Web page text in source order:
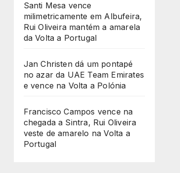
Santi Mesa vence
milimetricamente em Albufeira,
Rui Oliveira mantém a amarela
da Volta a Portugal
Jan Christen dá um pontapé
no azar da UAE Team Emirates
e vence na Volta a Polónia
Francisco Campos vence na
chegada a Sintra, Rui Oliveira
veste de amarelo na Volta a
Portugal